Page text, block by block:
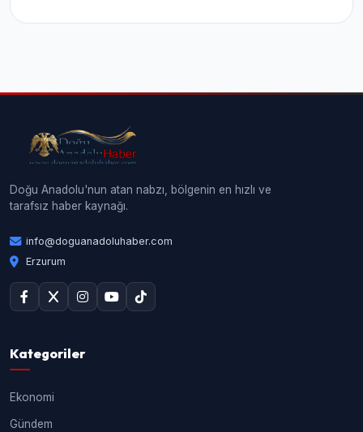
Doğu Anadolu'nun atan nabzı, bölgenin en hızlı ve
tarafsız haber kaynağı.
info@doguanadoluhaber.com
Erzurum
Kategoriler
Ekonomi
Gündem